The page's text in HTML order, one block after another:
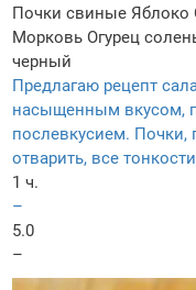
Почки свиные Яблоко
Морковь Огурец
черный
Предлагаю рецепт
насыщенным вкусом,
послевкусием. Почки,
отварить, все
1 ч.
–
5.0
–